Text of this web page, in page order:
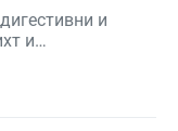
и
и…